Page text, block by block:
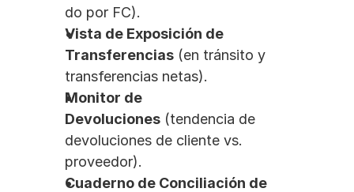
do por FC).
Vista de Exposición de
Transferencias (en tránsito y
transferencias netas).
Monitor de
Devoluciones (tendencia de
devoluciones de cliente vs.
proveedor).
Cuaderno de Conciliación de